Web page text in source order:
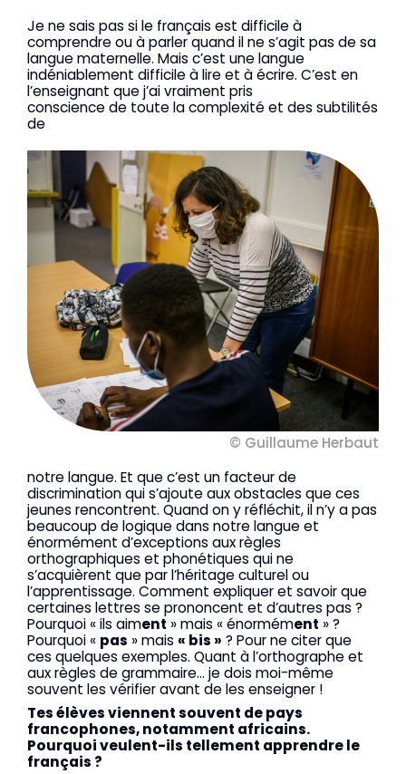
Je ne sais pas si le français est difficile à
comprendre ou à parler quand il ne s’agit pas de sa
langue maternelle. Mais c’est une langue
indéniablement difficile à lire et à écrire. C’est en
l’enseignant que j’ai vraiment pris
conscience de toute la complexité et des subtilités
de
© Guillaume Herbaut
notre langue. Et que c’est un facteur de
discrimination qui s’ajoute aux obstacles que ces
jeunes rencontrent. Quand on y réfléchit, il n’y a pas
beaucoup de logique dans notre langue et
énormément d’exceptions aux règles
orthographiques et phonétiques qui ne
s’acquièrent que par l’héritage culturel ou
l’apprentissage. Comment expliquer et savoir que
certaines lettres se prononcent et d’autres pas ?
Pourquoi « ils aiment » mais « énormément » ?
Pourquoi « pas » mais « bis » ? Pour ne citer que
ces quelques exemples. Quant à l’orthographe et
aux règles de grammaire… je dois moi-même
souvent les vérifier avant de les enseigner !
Tes élèves viennent souvent de pays
francophones, notamment africains.
Pourquoi veulent-ils tellement apprendre le
français ?